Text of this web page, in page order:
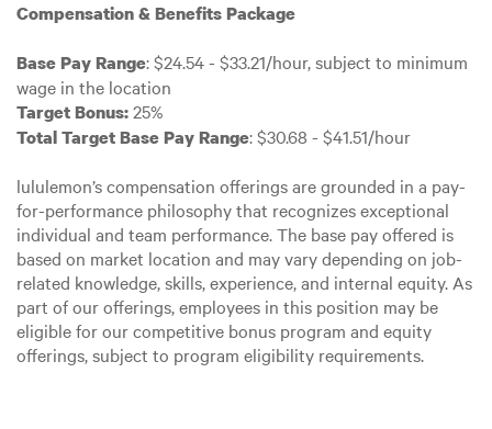
Compensation & Benefits Package
Base Pay Range: $24.54 - $33.21/hour, subject to minimum
wage in the location
Target Bonus:25%
Total Target Base Pay Range: $30.68 - $41.51/hour
lululemon’s compensation offerings are grounded in a pay-
for-performance philosophy that recognizes exceptional
individual and team performance. The base pay offered is
based on market location and may vary depending on job-
related knowledge, skills, experience, and internal equity. As
part of our offerings, employees in this position may be
eligible for our competitive bonus program and equity
offerings, subject to program eligibility requirements.